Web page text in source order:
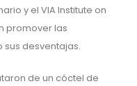
y el VIA Institute on
promover las
desventajas.
de un cóctel de